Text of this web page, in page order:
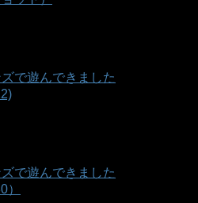
で遊んできました
で遊んできました
）